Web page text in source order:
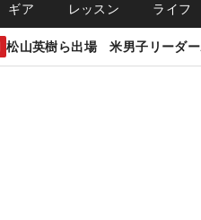
ギア レッスン ライフ
松山英樹ら出場 米男子リーダ